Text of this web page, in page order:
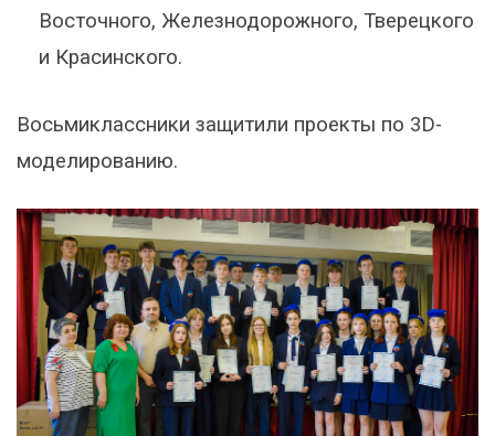
Восточного, Железнодорожного, Тверецкого
и Красинского.
Восьмиклассники защитили проекты по 3D-
моделированию.